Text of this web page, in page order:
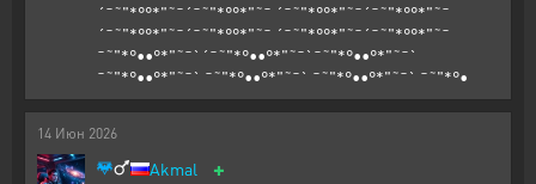
´¯˜"*°°*"˜¯´¯˜"*°°*"˜¯ ´¯˜"*°°*"˜¯´¯˜"*°°*"˜¯
´¯˜"*°°*"˜¯´¯˜"*°°*"˜¯ ´¯˜"*°°*"˜¯´¯˜"*°°*"˜¯
¯˜"*°••°*"˜¯`´¯˜"*°••°*"˜¯`¯˜"*°••°*"˜¯`
¯˜"*°••°*"˜¯` ¯˜"*°••°*"˜¯` ¯˜"*°••°*"˜¯` ¯˜"*°•
14 Июн 2026
Akmal +